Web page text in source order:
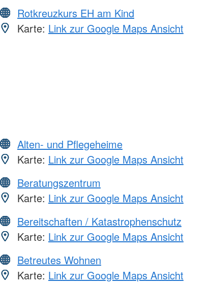
Rotkreuzkurs EH am Kind
Karte: Link zur Google Maps Ansicht
Alten- und Pflegeheime
Karte: Link zur Google Maps Ansicht
Beratungszentrum
Karte: Link zur Google Maps Ansicht
Bereitschaften / Katastrophenschutz
Karte: Link zur Google Maps Ansicht
Betreutes Wohnen
Karte: Link zur Google Maps Ansicht